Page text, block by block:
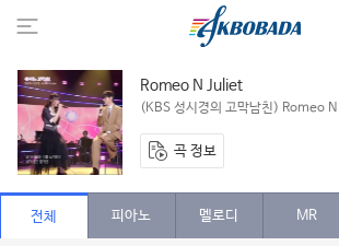
Romeo N Juliet
(KBS 성시경의 고막남친) Romeo
곡 정보
전체 피아노 멜로디 MR